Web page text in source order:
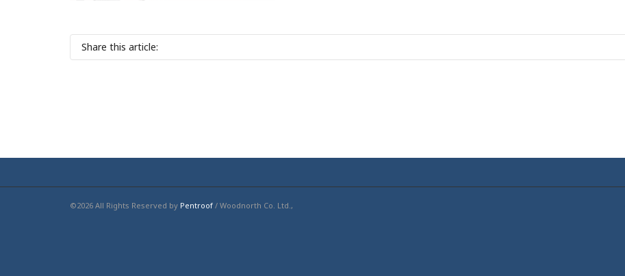
Share this article:
©2026 All Rights Reserved by Pentroof / Woodnorth Co. Ltd.,